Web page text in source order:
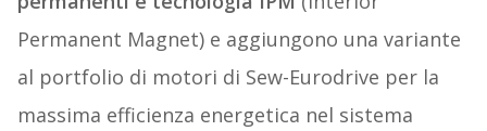
Permanent Magnet) e aggiungono una variante
al portfolio di motori di Sew-Eurodrive per la
massima efficienza energetica nel sistema